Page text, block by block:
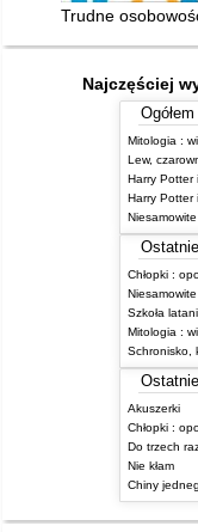
Trudne
Najczęściej
Ogółem
Lew,
Harry Potter
Harry Potter
Chłopki :
Szkoła
Schronisko,
Akuszerki
Chłopki :
Do trzech
Nie kłam
Chiny